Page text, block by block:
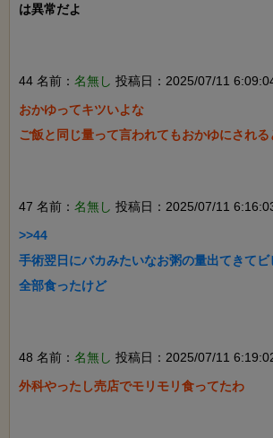
は異常だよ
44 名前： 名無し 投稿日：2025/07/11
おかゆってキツいよな
ご飯と同じ量って言われてもおかゆにされ
47 名前： 名無し 投稿日：2025/07/11
>>44
手術翌日にバカみたいなお粥の量出てきてビ
全部食ったけど
48 名前： 名無し 投稿日：2025/07/11
外科やったし売店でモリモリ食ってたわ